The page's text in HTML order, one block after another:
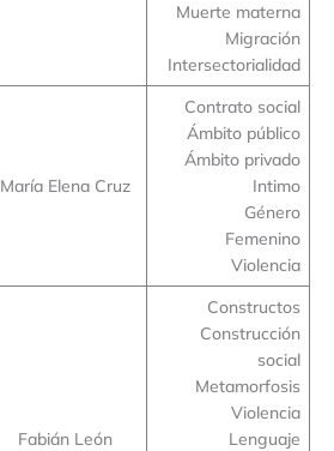
Muerte materna
Migración
Intersectorialidad
María Elena Cruz
Contrato social
Ámbito público
Ámbito privado
Intimo
Género
Femenino
Violencia
Fabián León
Constructos
Construcción
social
Metamorfosis
Violencia
Lenguaje